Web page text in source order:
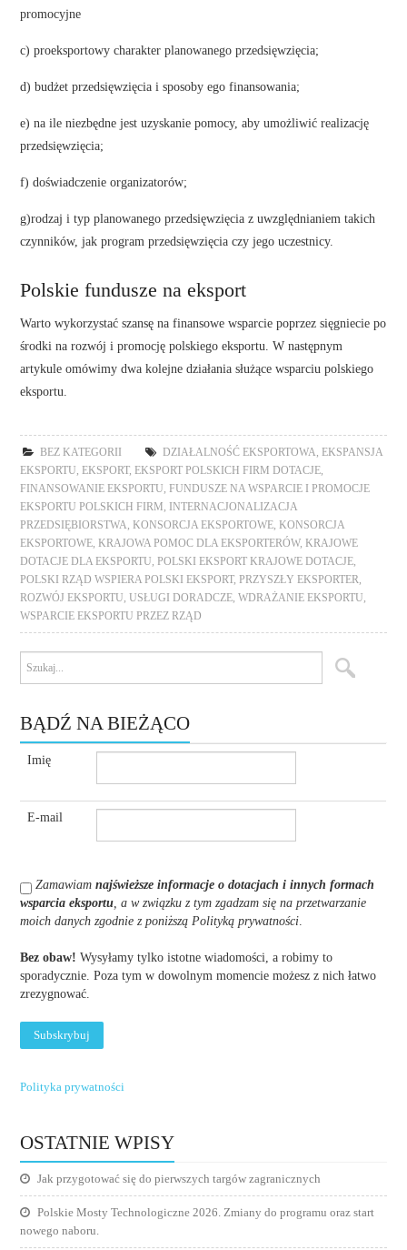
promocyjne
c) proeksportowy charakter planowanego przedsięwzięcia;
d) budżet przedsięwzięcia i sposoby ego finansowania;
e) na ile niezbędne jest uzyskanie pomocy, aby umożliwić realizację
przedsięwzięcia;
f) doświadczenie organizatorów;
g)rodzaj i typ planowanego przedsięwzięcia z uwzględnianiem takich
czynników, jak program przedsięwzięcia czy jego uczestnicy.
Polskie fundusze na eksport
Warto wykorzystać szansę na finansowe wsparcie poprzez sięgniecie po
środki na rozwój i promocję polskiego eksportu. W następnym
artykule omówimy dwa kolejne działania służące wsparciu polskiego
eksportu.
BEZ KATEGORII DZIAŁALNOŚĆ EKSPORTOWA
EKSPANSJA
EKSPORTU
EKSPORT, EKSPORT POLSKICH FIRM DOTACJE
FINANSOWANIE EKSPORTU
FUNDUSZE NA WSPARCIE I PROMOCJE
EKSPORTU POLSKICH FIRM
INTERNACJONALIZACJA
PRZEDSIĘBIORSTWA
KONSORCJA EKSPORTOWE
KONSORCJA
EKSPORTOWE
KRAJOWA POMOC DLA EKSPORTERÓW, KRAJOWE
DOTACJE DLA EKSPORTU
POLSKI EKSPORT KRAJOWE DOTACJE
POLSKI RZĄD WSPIERA POLSKI EKSPORT, PRZYSZŁY EKSPORTER
ROZWÓJ EKSPORTU
USŁUGI DORADCZE WDRAŻANIE EKSPORTU
WSPARCIE EKSPORTU PRZEZ RZĄD
BĄDŹ NA BIEŻĄCO
Imię
E-mail
Zamawiamnajświeższe informacje o dotacjach i innych formach
wsparcia eksportu, a w związku z tym zgadzam się na przetwarzanie
moich danych zgodnie z poniższą Polityką prywatności.
Bez obaw! Wysyłamy tylko istotne wiadomości, a robimy to
sporadycznie. Poza tym w dowolnym momencie możesz z nich łatwo
zrezygnować.
Polityka prywatności
OSTATNIE WPISY
Jak przygotować się do pierwszych targów zagranicznych
Polskie Mosty Technologiczne 2026. Zmiany do programu oraz start
nowego naboru.